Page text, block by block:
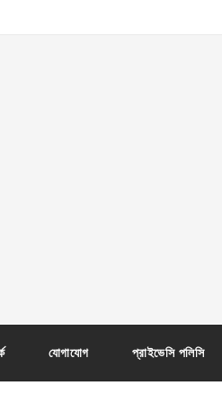
যোগাযোগ প্রাইভেসি পলিসি